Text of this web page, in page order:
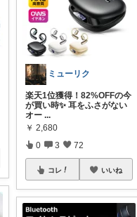
ミューリク
楽天1位獲得！82%OFFの今
が買い時✨ 耳をふさがない
オー ...
￥ 2,680
0 3 72
コレ いいね